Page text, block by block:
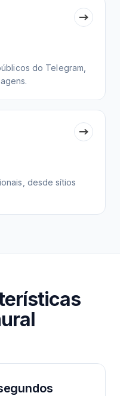
do Telegram,
desde sítios